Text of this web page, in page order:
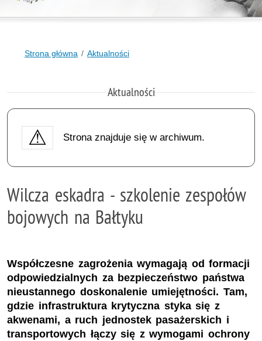
Strona główna Aktualności
Aktualności
Strona znajduje się w archiwum.
Wilcza eskadra - szkolenie zespołów
bojowych na Bałtyku
Współczesne zagrożenia wymagają od formacji
odpowiedzialnych za bezpieczeństwo państwa
nieustannego doskonalenie umiejętności. Tam,
gdzie infrastruktura krytyczna styka się z
akwenami, a ruch jednostek pasażerskich i
transportowych łączy się z wymogami ochrony